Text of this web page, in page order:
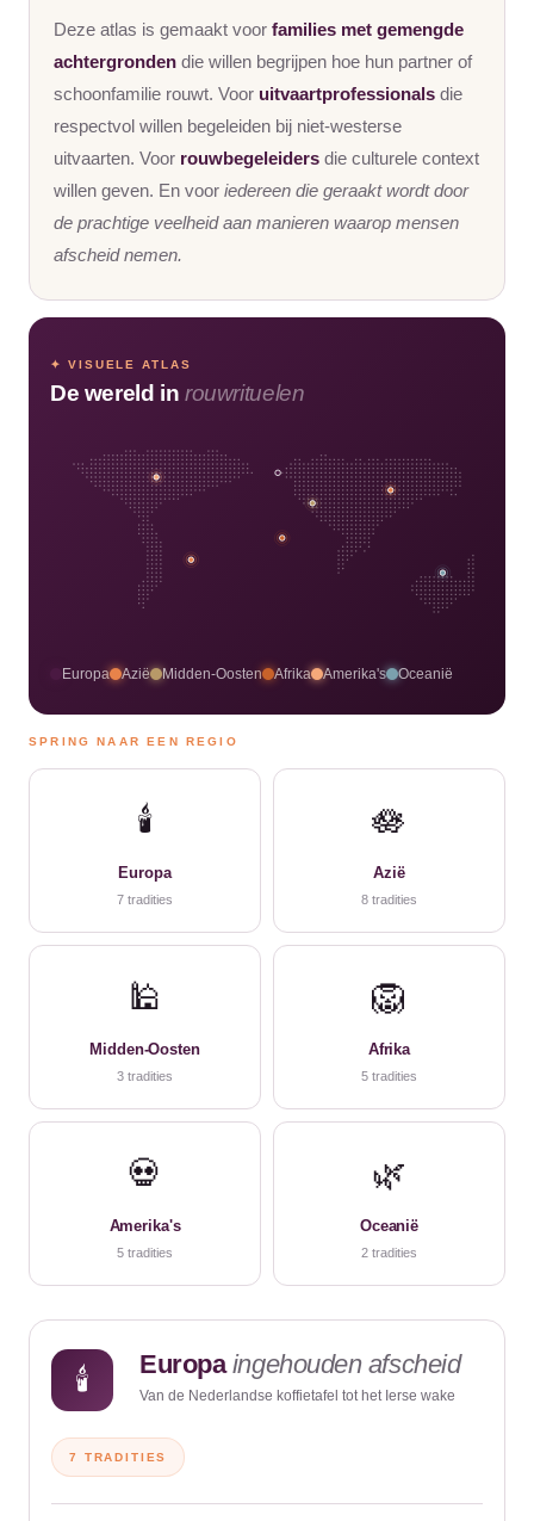
Deze atlas is gemaakt voor families met gemengde
achtergronden die willen begrijpen hoe hun partner of
schoonfamilie rouwt. Voor uitvaartprofessionals die
respectvol willen begeleiden bij niet-westerse
uitvaarten. Voor rouwbegeleiders die culturele context
willen geven. En voor iedereen die geraakt wordt door
de prachtige veelheid aan manieren waarop mensen
afscheid nemen.
✦ VISUELE ATLAS
De wereld inrouwrituelen
Europa Azië Midden-Oosten Afrika Amerika's Oceanië
SPRING NAAR EEN REGIO
🕯️
Europa
7 tradities
🪷
Azië
8 tradities
🕌
Midden-Oosten
3 tradities
🦁
Afrika
5 tradities
💀
Amerika's
5 tradities
🌿
Oceanië
2 tradities
🕯️ Europaingehouden afscheid
Van de Nederlandse koffietafel tot het Ierse wake
7 TRADITIES